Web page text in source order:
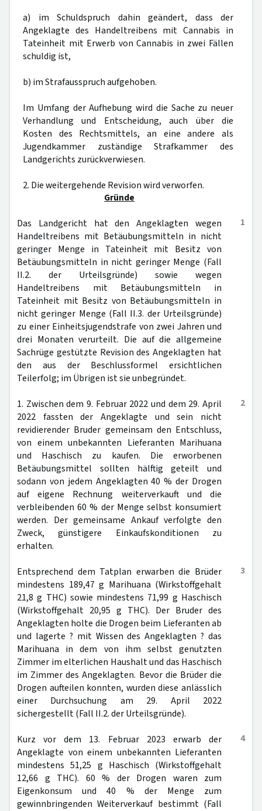
a) im Schuldspruch dahin geändert, dass der
Angeklagte des Handeltreibens mit Cannabis in
Tateinheit mit Erwerb von Cannabis in zwei Fällen
schuldig ist,
b) im Strafausspruch aufgehoben.
Im Umfang der Aufhebung wird die Sache zu neuer
Verhandlung und Entscheidung, auch über die
Kosten des Rechtsmittels, an eine andere als
Jugendkammer zuständige Strafkammer des
Landgerichts zurückverwiesen.
2. Die weitergehende Revision wird verworfen.
Gründe
1
Das Landgericht hat den Angeklagten wegen
Handeltreibens mit Betäubungsmitteln in nicht
geringer Menge in Tateinheit mit Besitz von
Betäubungsmitteln in nicht geringer Menge (Fall
II.2. der Urteilsgründe) sowie wegen
Handeltreibens mit Betäubungsmitteln in
Tateinheit mit Besitz von Betäubungsmitteln in
nicht geringer Menge (Fall II.3. der Urteilsgründe)
zu einer Einheitsjugendstrafe von zwei Jahren und
drei Monaten verurteilt. Die auf die allgemeine
Sachrüge gestützte Revision des Angeklagten hat
den aus der Beschlussformel ersichtlichen
Teilerfolg; im Übrigen ist sie unbegründet.
2
1. Zwischen dem 9. Februar 2022 und dem 29. April
2022 fassten der Angeklagte und sein nicht
revidierender Bruder gemeinsam den Entschluss,
von einem unbekannten Lieferanten Marihuana
und Haschisch zu kaufen. Die erworbenen
Betäubungsmittel sollten hälftig geteilt und
sodann von jedem Angeklagten 40 % der Drogen
auf eigene Rechnung weiterverkauft und die
verbleibenden 60 % der Menge selbst konsumiert
werden. Der gemeinsame Ankauf verfolgte den
Zweck, günstigere Einkaufskonditionen zu
erhalten.
3
Entsprechend dem Tatplan erwarben die Brüder
mindestens 189,47 g Marihuana (Wirkstoffgehalt
21,8 g THC) sowie mindestens 71,99 g Haschisch
(Wirkstoffgehalt 20,95 g THC). Der Bruder des
Angeklagten holte die Drogen beim Lieferanten ab
und lagerte ? mit Wissen des Angeklagten ? das
Marihuana in dem von ihm selbst genutzten
Zimmer im elterlichen Haushalt und das Haschisch
im Zimmer des Angeklagten. Bevor die Brüder die
Drogen aufteilen konnten, wurden diese anlässlich
einer Durchsuchung am 29. April 2022
sichergestellt (Fall II.2. der Urteilsgründe).
4
Kurz vor dem 13. Februar 2023 erwarb der
Angeklagte von einem unbekannten Lieferanten
mindestens 51,25 g Haschisch (Wirkstoffgehalt
12,66 g THC). 60 % der Drogen waren zum
Eigenkonsum und 40 % der Menge zum
gewinnbringenden Weiterverkauf bestimmt (Fall